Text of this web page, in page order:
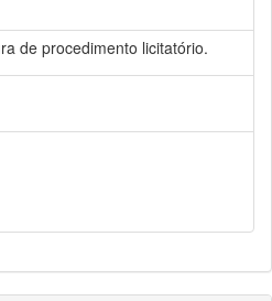
de procedimento licitatório.